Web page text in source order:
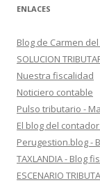
ENLACES
Blog de Carmen
SOLUCION
Nuestra fiscalidad
Noticiero contable
Pulso tributario -
El blog del
Perugestion.blog -
TAXLANDIA - Blog
ESCENARIO